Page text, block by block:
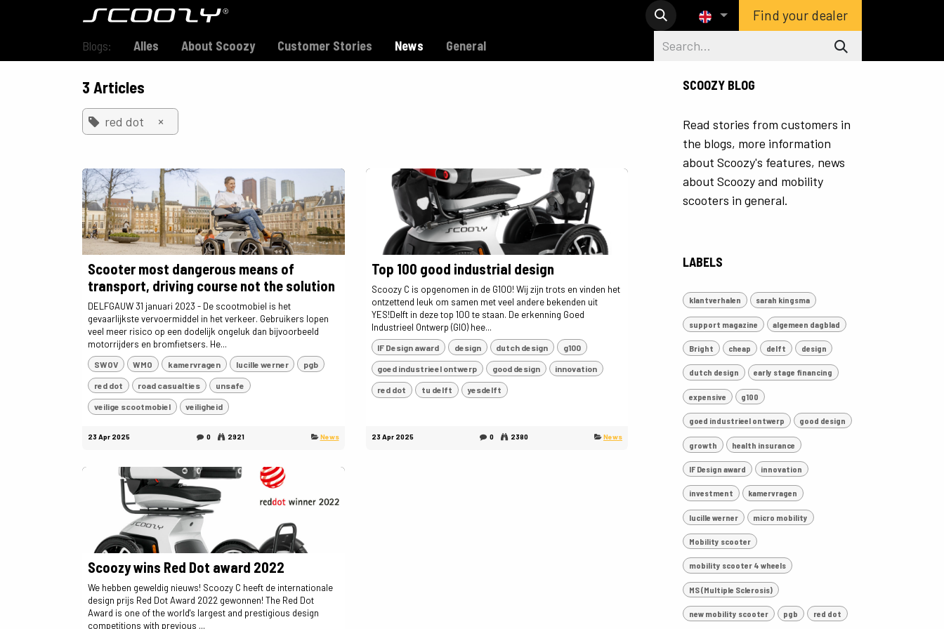
Find your dealer
Blogs: Alles About Scoozy Customer Stories News General
3 Articles
red dot ×
Scooter most dangerous means of
transport, driving course not the solution
DELFGAUW 31 januari 2023 - De scootmobiel is het
gevaarlijkste vervoermiddel in het verkeer. Gebruikers lopen
veel meer risico op een dodelijk ongeluk dan bijvoorbeeld
motorrijders en bromfietsers. He...
SWOV WMO kamervragen lucille werner pgb
red dot road casualties unsafe
veilige scootmobiel veiligheid
23 Apr 2025 0 2921 News
Top 100 good industrial design
Scoozy C is opgenomen in de G100! Wij zijn trots en vinden het
ontzettend leuk om samen met veel andere bekenden uit
YES!Delft in deze top 100 te staan. De erkenning Goed
Industrieel Ontwerp (GIO) hee...
IF Design award design dutch design g100
goed industrieel ontwerp good design innovation
red dot tu delft yesdelft
23 Apr 2025 0 2380 News
Scoozy wins Red Dot award 2022
We hebben geweldig nieuws! Scoozy C heeft de internationale
design prijs Red Dot Award 2022 gewonnen! The Red Dot
Award is one of the world's largest and prestigious design
competitions with previous ...
SCOOZY BLOG
Read stories from customers in
the blogs, more information
about Scoozy's features, news
about Scoozy and mobility
scooters in general.
LABELS
klantverhalen sarah kingsma
support magazine algemeen dagblad
Bright cheap delft design
dutch design early stage financing
expensive g100
goed industrieel ontwerp good design
growth health insurance
IF Design award innovation
investment kamervragen
lucille werner micro mobility
Mobility scooter
mobility scooter 4 wheels
MS (Multiple Sclerosis)
new mobility scooter pgb red dot